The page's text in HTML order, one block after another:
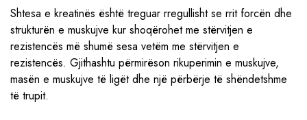
Shtesa e kreatinës është treguar rregullisht se rrit forcën dhe
strukturën e muskujve kur shoqërohet me stërvitjen e
rezistencës më shumë sesa vetëm me stërvitjen e
rezistencës. Gjithashtu përmirëson rikuperimin e muskujve,
masën e muskujve të ligët dhe një përbërje të shëndetshme
të trupit.